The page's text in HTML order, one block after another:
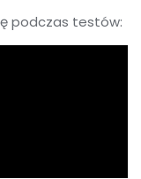
podczas testów: